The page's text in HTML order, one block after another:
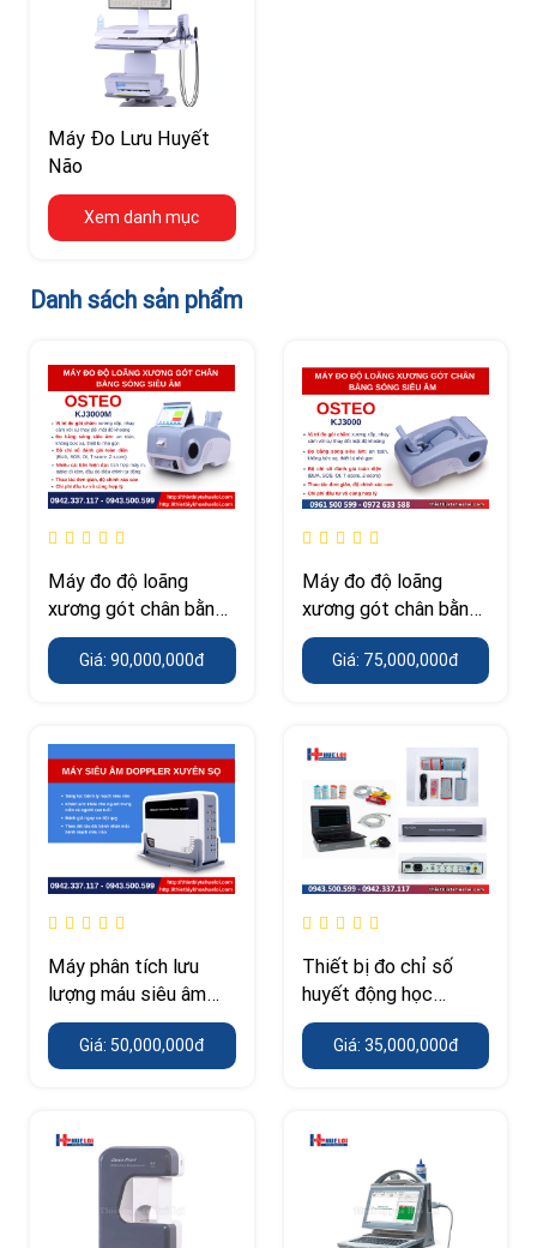
Máy Đo Lưu Huyết
Não
Xem danh mục
Danh sách sản phẩm
Máy đo độ loãng
xương gót chân bằng
sóng siêu âm
OSTEOKJ3000M cao
cấp
Giá: 90,000,000đ
Máy đo độ loãng
xương gót chân bằng
sóng siêu âm
OSTEOKJ3000
Giá: 75,000,000đ
Máy phân tích lưu
lượng máu siêu âm
doppler xuyên sọ
Giá: 50,000,000đ
Thiết bị đo chỉ số
huyết động học
AE1000A
Giá: 35,000,000đ